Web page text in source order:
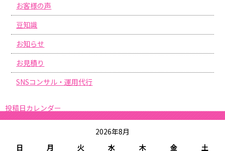
お客様の声
豆知識
お知らせ
お見積り
SNSコンサル・運用代行
投稿日カレンダー
2026年8月
日
月 火 水 木 金 土